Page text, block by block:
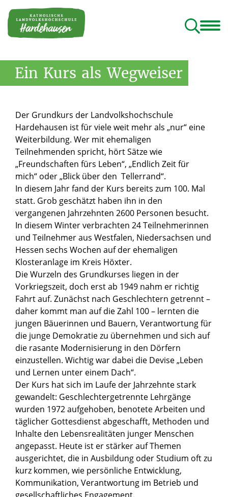
Ein Kurs als Wegweiser
Der Grundkurs der Landvolkshochschule
Hardehausen ist für viele weit mehr als „nur“ eine
Weiterbildung. Wer mit ehemaligen
Teilnehmenden spricht, hört Sätze wie
„Freundschaften fürs Leben“, „Endlich Zeit für
mich“ oder „Blick über den Tellerrand“.
In diesem Jahr fand der Kurs bereits zum 100. Mal
statt. Grob geschätzt haben ihn in den
vergangenen Jahrzehnten 2600 Personen besucht.
In diesem Winter verbrachten 24 Teilnehmerinnen
und Teilnehmer aus Westfalen, Niedersachsen und
Hessen sechs Wochen auf der ehemaligen
Klosteranlage im Kreis Höxter.
Die Wurzeln des Grundkurses liegen in der
Vorkriegszeit, doch erst ab 1949 nahm er richtig
Fahrt auf. Zunächst nach Geschlechtern getrennt –
daher kommt man auf die Zahl 100 – lernten die
jungen Bäuerinnen und Bauern, Verantwortung für
die junge Demokratie zu übernehmen und sich auf
die rasante Modernisierung in den Dörfern
einzustellen. Wichtig war dabei die Devise „Leben
und Lernen unter einem Dach“.
Der Kurs hat sich im Laufe der Jahrzehnte stark
gewandelt: Geschlechtergetrennte Lehrgänge
wurden 1972 aufgehoben, benotete Arbeiten und
täglicher Gottesdienst abgeschafft, Methoden und
Inhalte den Lebensrealitäten junger Menschen
angepasst. Heute ist er stärker auf Themen
ausgerichtet, die in Ausbildung oder Studium oft zu
kurz kommen, wie persönliche Entwicklung,
Kommunikation, Verantwortung im Betrieb und